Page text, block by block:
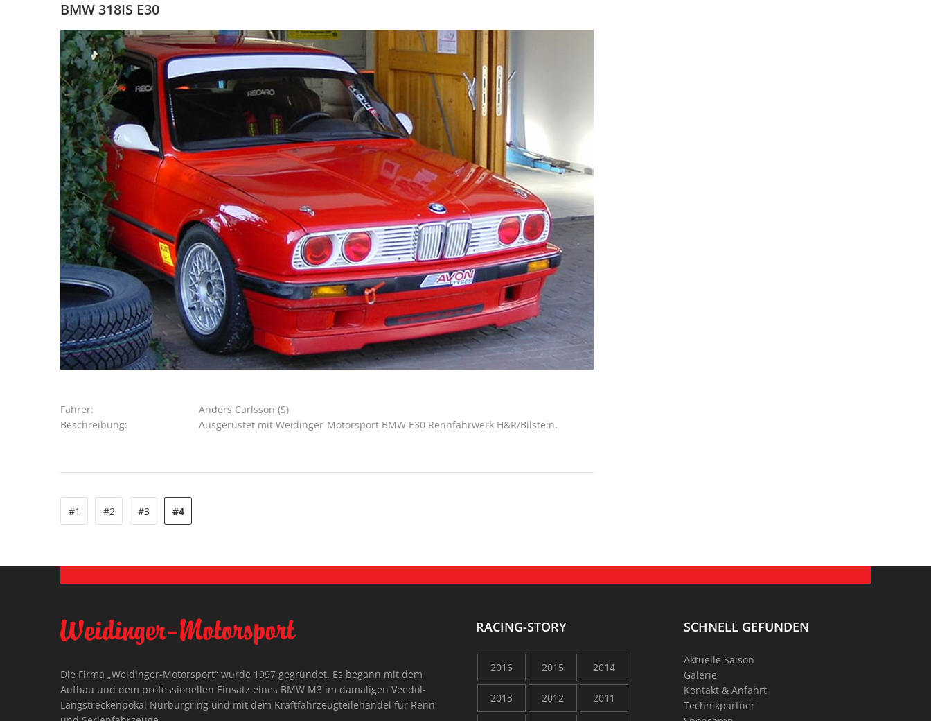
BMW 318IS E30
Fahrer:
Anders Carlsson (S)
Beschreibung:
Ausgerüstet mit Weidinger-Motorsport BMW E30 Rennfahrwerk H&R/Bilstein.
#1 #2 #3 #4
Die Firma „Weidinger-Motorsport“ wurde 1997 gegründet. Es begann mit dem
Aufbau und dem professionellen Einsatz eines BMW M3 im damaligen Veedol-
Langstreckenpokal Nürburgring und mit dem Kraftfahrzeugteilehandel für Renn-
RACING-STORY
2016 2015 2014
2013 2012 2011
SCHNELL GEFUNDEN
Aktuelle Saison
Galerie
Kontakt & Anfahrt
Technikpartner